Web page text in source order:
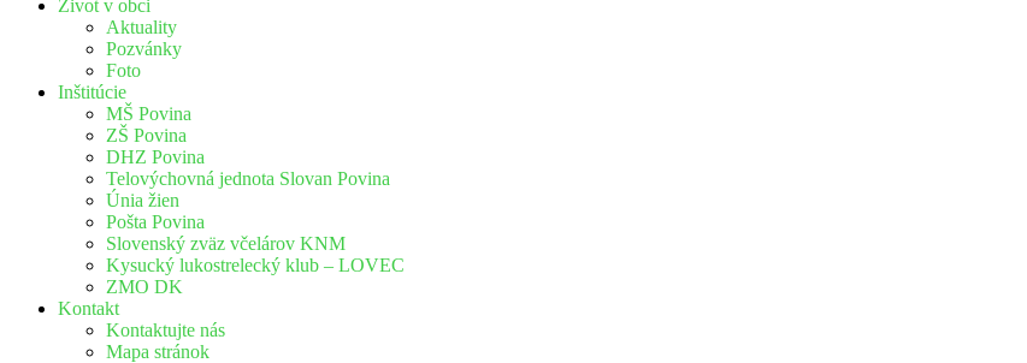
Život v obci
Aktuality
Pozvánky
Foto
Inštitúcie
MŠ Povina
ZŠ Povina
DHZ Povina
Telovýchovná jednota Slovan Povina
Únia žien
Pošta Povina
Slovenský zväz včelárov KNM
Kysucký lukostrelecký klub – LOVEC
ZMO DK
Kontakt
Kontaktujte nás
Mapa stránok